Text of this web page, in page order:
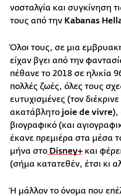
νοσταλγία και συγκίνηση
τους από την Kabanas
Όλοι τους, σε μια
είχαν βγει από την
πέθανε το 2018 σε ηλικία
πολλές ζωές, όλες τους
ευτυχισμένες (τον
ακατάβλητο joie de vivre),
βιογραφικό (και
έκανε πρεμιέρα στα μέσα
μήνα στο Disney+ και
(σήμα κατατεθέν, έτσι κι
Ή μάλλον το όνομα που